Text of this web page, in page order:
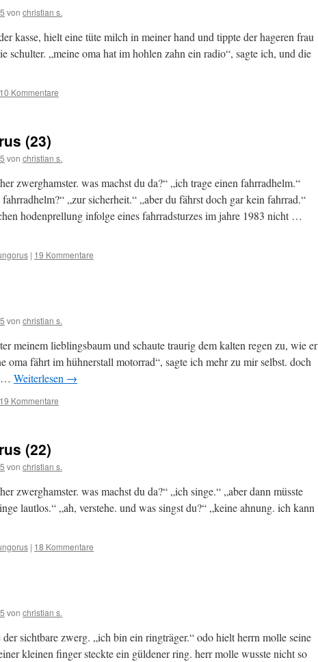
von christian s.
kasse, hielt eine tüte milch in meiner hand und tippte der hageren frau
schulter. „meine oma hat im hohlen zahn ein radio“, sagte ich, und die
10 Kommentare
(23)
von christian s.
zwerghamster. was machst du da?“ „ich trage einen fahrradhelm.“
„zur sicherheit.“ „aber du fährst doch gar kein fahrrad.“
hodenprellung infolge eines fahrradsturzes im jahre 1983 nicht …
| 19 Kommentare
von christian s.
meinem lieblingsbaum und schaute traurig dem kalten regen zu, wie er
oma fährt im hühnerstall motorrad“, sagte ich mehr zu mir selbst. doch
… Weiterlesen →
19 Kommentare
(22)
von christian s.
zwerghamster. was machst du da?“ „ich singe.“ „aber dann müsste
lautlos.“ „ah, verstehe. und was singst du?“ „keine ahnung. ich kann
| 18 Kommentare
von christian s.
der sichtbare zwerg. „ich bin ein ringträger.“ odo hielt herrn molle seine
kleinen finger steckte ein güldener ring. herr molle wusste nicht so